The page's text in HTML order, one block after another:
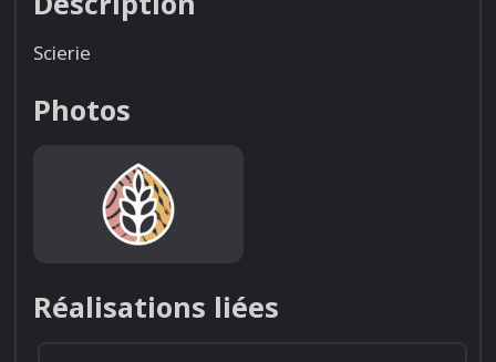
Scierie
Photos
Réalisations liées